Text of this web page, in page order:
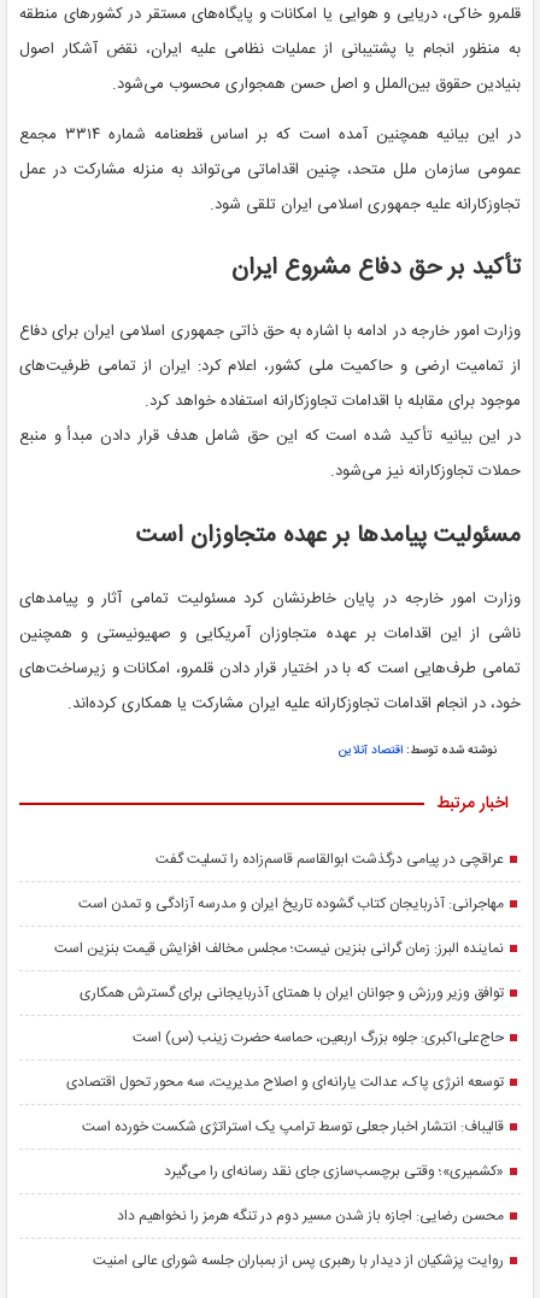
قلمرو خاکی، دریایی و هوایی یا امکانات و پایگاه‌های مستقر در کشورهای منطقه
به منظور انجام یا پشتیبانی از عملیات نظامی علیه ایران، نقض آشکار اصول
بنیادین حقوق بین‌الملل و اصل حسن همجواری محسوب می‌شود.
در این بیانیه همچنین آمده است که بر اساس قطعنامه شماره ۳۳۱۴ مجمع
عمومی سازمان ملل متحد، چنین اقداماتی می‌تواند به‌ منزله مشارکت در عمل
تجاوزکارانه علیه جمهوری اسلامی ایران تلقی شود.
تأکید بر حق دفاع مشروع ایران
وزارت امور خارجه در ادامه با اشاره به حق ذاتی جمهوری اسلامی ایران برای دفاع
از تمامیت ارضی و حاکمیت ملی کشور، اعلام کرد: ایران از تمامی ظرفیت‌های
موجود برای مقابله با اقدامات تجاوزکارانه استفاده خواهد کرد.
در این بیانیه تأکید شده است که این حق شامل هدف قرار دادن مبدأ و منبع
حملات تجاوزکارانه نیز می‌شود.
مسئولیت پیامدها بر عهده متجاوزان است
وزارت امور خارجه در پایان خاطرنشان کرد مسئولیت تمامی آثار و پیامدهای
ناشی از این اقدامات بر عهده متجاوزان آمریکایی و صهیونیستی و همچنین
تمامی طرف‌هایی است که با در اختیار قرار دادن قلمرو، امکانات و زیرساخت‌های
خود، در انجام اقدامات تجاوزکارانه علیه ایران مشارکت یا همکاری کرده‌اند.
نوشته شده توسط:اقتصاد آنلاین
اخبار مرتبط
عراقچی در پیامی درگذشت ابوالقاسم قاسم‌زاده را تسلیت گفت
مهاجرانی: آذربایجان کتاب گشوده تاریخ ایران و مدرسه آزادگی و تمدن است
نماینده البرز: زمان گرانی بنزین نیست؛ مجلس مخالف افزایش قیمت بنزین است
توافق وزیر ورزش و جوانان ایران با همتای آذربایجانی برای گسترش همکاری
حاج‌علی‌اکبری: جلوه بزرگ اربعین، حماسه حضرت زینب (س) است
توسعه انرژی پاک، عدالت یارانه‌ای و اصلاح مدیریت، سه محور تحول اقتصادی
قالیباف: انتشار اخبار جعلی توسط ترامپ یک استراتژی شکست خورده است
«کشمیری»؛ وقتی برچسب‌سازی جای نقد رسانه‌ای را می‌گیرد
محسن رضایی: اجازه باز شدن مسیر دوم در تنگه هرمز را نخواهیم داد
روایت پزشکیان از دیدار با رهبری پس از بمباران جلسه شورای عالی امنیت